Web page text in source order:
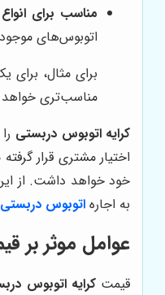
مناسب برای
اتوبوس‌های موجود
برای مثال،
مناسب‌تری
کرایه اتوبوس دربستی
اختیار مشتری قرار
خود خواهد داشت. از
به اجاره اتوبوس دربستی
عوامل موثر بر
قیمتکرایه اتوبوس